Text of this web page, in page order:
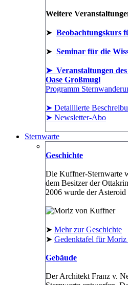
Weitere
➤ Beobachtungskurs
➤ Seminar für die
➤ Veranstaltungen
Oase Großmugl
Programm
➤ Detaillierte
➤ Newsletter-Abo
Sternwarte
Geschichte
Die Kuffner-Sternwarte
dem Besitzer der
2006 wurde der
➤ Mehr zur Geschichte
➤ Gedenktafel für
Gebäude
Der Architekt Franz v.